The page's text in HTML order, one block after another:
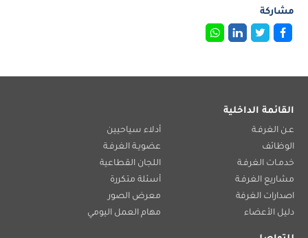
مشاركة
القائمة الداخلية
عـن الغرفـة
أدلاء سياحيين
الوظائف
عضويـة الغرفـة
خدمـات الغرفـة
اللجان القطاعية
مشاريع الغرفـة
أسئلة متكررة
اصدارات الغرفة
معرض الصور
دليل الأعضاء
مهام العمل اليومي